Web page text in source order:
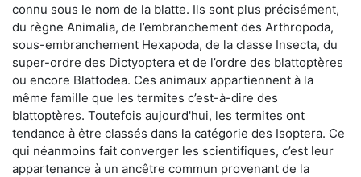
connu sous le nom de la blatte. Ils sont plus précisément,
du règne Animalia, de l’embranchement des Arthropoda,
sous-embranchement Hexapoda, de la classe Insecta, du
super-ordre des Dictyoptera et de l’ordre des blattoptères
ou encore Blattodea. Ces animaux appartiennent à la
même famille que les termites c’est-à-dire des
blattoptères. Toutefois aujourd'hui, les termites ont
tendance à être classés dans la catégorie des Isoptera. Ce
qui néanmoins fait converger les scientifiques, c’est leur
appartenance à un ancêtre commun provenant de la